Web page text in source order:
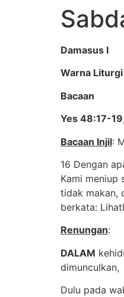
Damasus I
Warna
Bacaan
Yes 48:17-
Bacaan Injil:
16 Dengan
Kami meniup
tidak makan,
berkata:
Renungan:
DALAM
dimunculkan,
Dulu pada